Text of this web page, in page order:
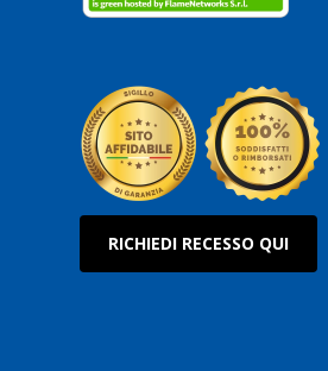
RICHIEDI RECESSO QUI